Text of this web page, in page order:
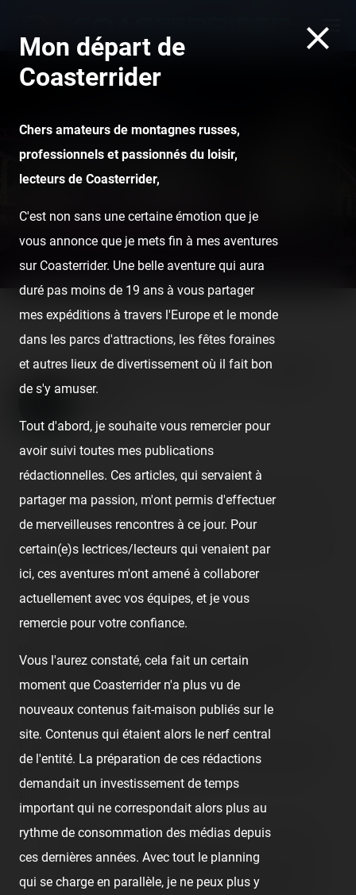
Luna Park Fréjus — 1er août
2020
Home Posts Luna Park Fréjus — 1er août 2020
Luna Park Fréjus — 1er août
2020
Published6 years agoby Coasterrider | Reading time:
👍 30 😍 2 1
[SRLP 19/24]Deuxième arrêt de la soirée après le rapide
stop (inutile) à Cannes : Fréjus.
Il faut l'avouer, ici, ça ne rigole pas : on est sur du bon
plus gros Luna Park du sud et de notre road-trip.
Pour donner une idée de la taille du Luna Park de Fréjus,
parmi les autres gros flat rides, on y trouve 4 coasters
le très surprenant Tokaido Express, un véritable
TGV qui m'a complètement bluffé par sa vivacité
alors qu'il s'agit juste d'un « simple Chatanooga-
Mon départ de
Coasterrider
Chers amateurs de montagnes russes,
professionnels et passionnés du loisir,
lecteurs de Coasterrider,
C'est non sans une certaine émotion que je
vous annonce que je mets fin à mes aventures
sur Coasterrider. Une belle aventure qui aura
duré pas moins de 19 ans à vous partager
mes expéditions à travers l'Europe et le monde
dans les parcs d'attractions, les fêtes foraines
et autres lieux de divertissement où il fait bon
de s'y amuser.
Tout d'abord, je souhaite vous remercier pour
avoir suivi toutes mes publications
rédactionnelles. Ces articles, qui servaient à
partager ma passion, m'ont permis d'effectuer
de merveilleuses rencontres à ce jour. Pour
certain(e)s lectrices/lecteurs qui venaient par
ici, ces aventures m'ont amené à collaborer
actuellement avec vos équipes, et je vous
remercie pour votre confiance.
Vous l'aurez constaté, cela fait un certain
moment que Coasterrider n'a plus vu de
nouveaux contenus fait-maison publiés sur le
site. Contenus qui étaient alors le nerf central
de l'entité. La préparation de ces rédactions
demandait un investissement de temps
important qui ne correspondait alors plus au
rythme de consommation des médias depuis
ces dernières années. Avec tout le planning
qui se charge en parallèle, je ne peux plus y